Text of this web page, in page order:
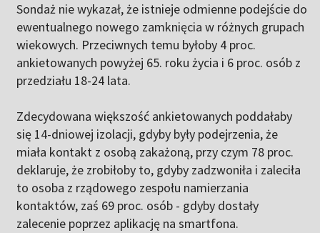
Sondaż nie wykazał, że istnieje odmienne podejście do
ewentualnego nowego zamknięcia w różnych grupach
wiekowych. Przeciwnych temu byłoby 4 proc.
ankietowanych powyżej 65. roku życia i 6 proc. osób z
przedziału 18-24 lata.
Zdecydowana większość ankietowanych poddałaby
się 14-dniowej izolacji, gdyby były podejrzenia, że
miała kontakt z osobą zakażoną, przy czym 78 proc.
deklaruje, że zrobiłoby to, gdyby zadzwoniła i zaleciła
to osoba z rządowego zespołu namierzania
kontaktów, zaś 69 proc. osób - gdyby dostały
zalecenie poprzez aplikację na smartfona.